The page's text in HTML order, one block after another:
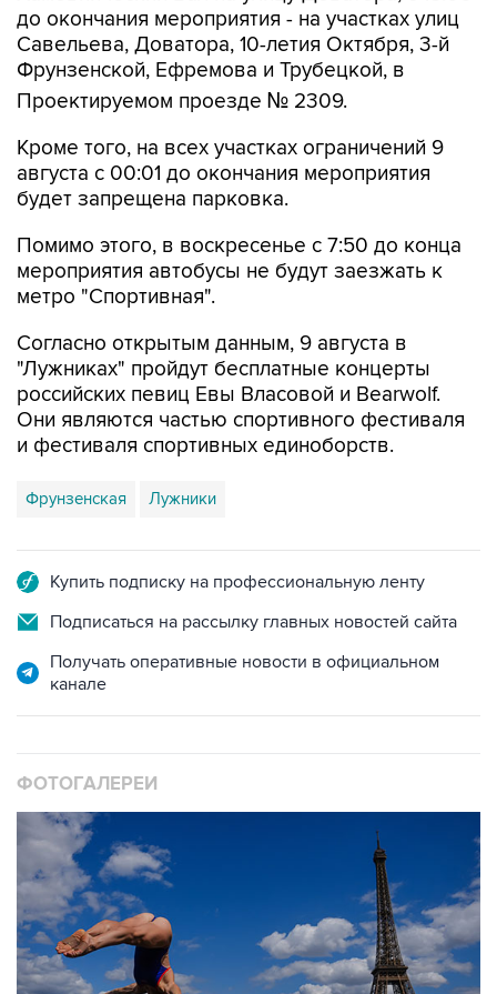
до окончания мероприятия - на участках улиц
Савельева, Доватора, 10-летия Октября, 3-й
Фрунзенской, Ефремова и Трубецкой, в
Проектируемом проезде № 2309.
Кроме того, на всех участках ограничений 9
августа с 00:01 до окончания мероприятия
будет запрещена парковка.
Помимо этого, в воскресенье с 7:50 до конца
мероприятия автобусы не будут заезжать к
метро "Спортивная".
Согласно открытым данным, 9 августа в
"Лужниках" пройдут бесплатные концерты
российских певиц Евы Власовой и Bearwolf.
Они являются частью спортивного фестиваля
и фестиваля спортивных единоборств.
Фрунзенская Лужники
Купить подписку на профессиональную ленту
Подписаться на рассылку главных новостей сайта
Получать оперативные новости в официальном
канале
ФОТОГАЛЕРЕИ